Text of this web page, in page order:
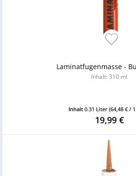
Laminatfugenmasse -
Inhalt: 310 ml
Inhalt 0.31 Liter (64,48 € /
19,99 €